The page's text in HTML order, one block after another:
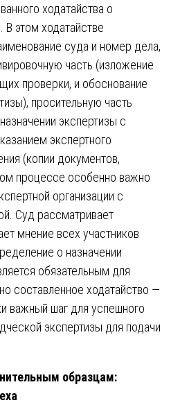
ходатайства о
В этом ходатайстве
суда и номер дела,
часть (изложение
проверки, и обоснование
просительную часть
экспертизы с
экспертного
(копии документов,
процессе особенно важно
организации с
Суд рассматривает
мнение всех участников
о назначении
обязательным для
составленное ходатайство —
важный шаг для успешного
экспертизы для подачи
образцам: